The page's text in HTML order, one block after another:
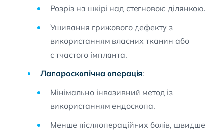
Розріз на шкірі над стегновою ділянкою.
Ушивання грижового дефекту з
використанням власних тканин або
сітчастого імпланта.
Лапароскопічна операція:
Мінімально інвазивний метод із
використанням ендоскопа.
Менше післяопераційних болів, швидше